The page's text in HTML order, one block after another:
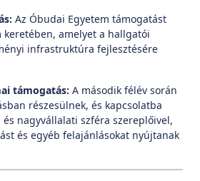
Az Óbudai Egyetem támogatást
amelyet a hallgatói
infrastruktúra fejlesztésére
támogatás: A második félév során
részesülnek, és kapcsolatba
nagyvállalati szféra szereplőivel,
és egyéb felajánlásokat nyújtanak